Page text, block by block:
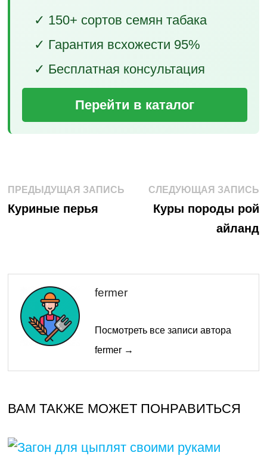
✓ 150+ сортов семян табака
✓ Гарантия всхожести 95%
✓ Бесплатная консультация
Перейти в каталог
Навигация
по
ПРЕДЫДУЩАЯ ЗАПИСЬПредыдущая
запись:
Куриные перья
СЛЕДУЮЩАЯ ЗАПИСЬ
Куры породы рой
айланд
fermer
Посмотреть все записи автора
fermer →
ВАМ ТАКЖЕ МОЖЕТ ПОНРАВИТЬСЯ